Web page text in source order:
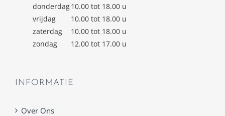
donderdag10.00 tot 18.00 u
vrijdag
10.00 tot 18.00 u
zaterdag
10.00 tot 18.00 u
zondag
12.00 tot 17.00 u
INFORMATIE
Over Ons